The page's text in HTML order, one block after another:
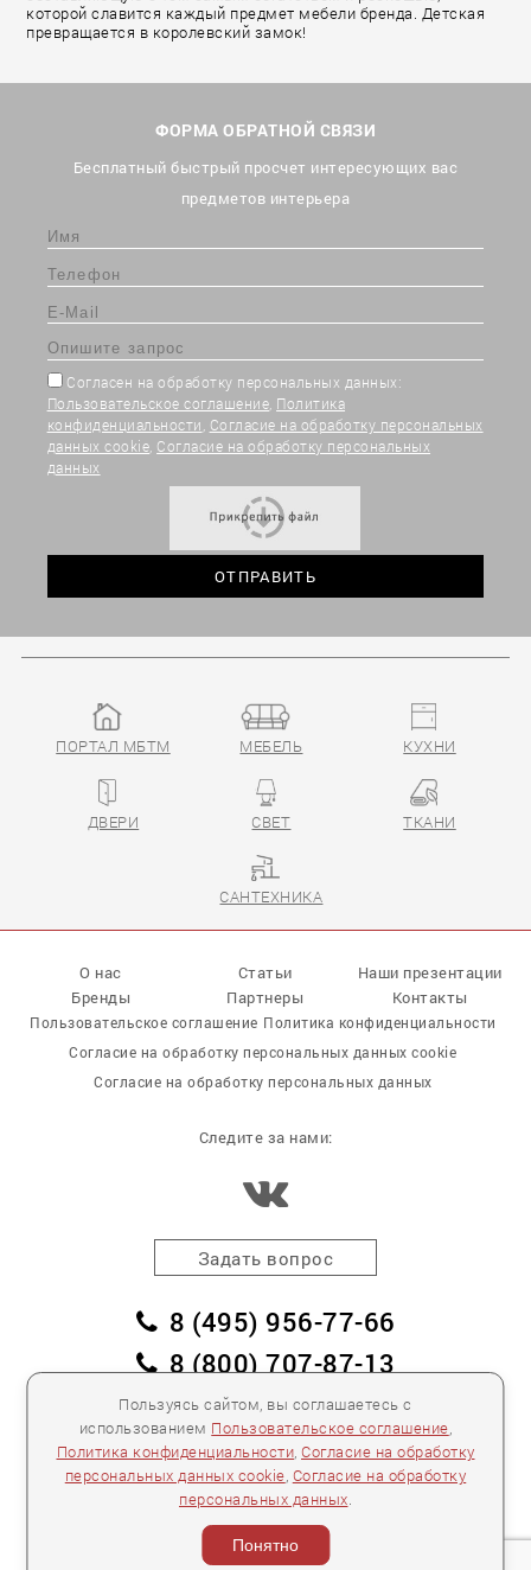
которой славится каждый предмет мебели бренда. Детская
превращается в королевский замок!
ФОРМА ОБРАТНОЙ СВЯЗИ
Бесплатный быстрый просчет интересующих вас
предметов интерьера
Согласен на обработку персональных данных:
Пользовательское соглашение Политика
конфиденциальности Согласие на обработку персональных
данных cookie Согласие на обработку персональных
данных
Пользуясь сайтом, вы соглашаетесь с
использованием Пользовательское соглашение
Политика конфиденциальности Согласие на обработку
персональных данных cookie Согласие на обработку
персональных данных
Понятно
ПОРТАЛ МБТМ МЕБЕЛЬ КУХНИ
ДВЕРИ СВЕТ ТКАНИ
САНТЕХНИКА
О нас Статьи
Наши презентации
Бренды
Партнеры Контакты
Пользовательское соглашение Политика конфиденциальности
Согласие на обработку персональных данных cookie
Согласие на обработку персональных данных
Следите за нами:
Задать вопрос
8 (495) 956-77-66
8 (800) 707-87-13
заказать обратный звонок
пл. Победы, дом 2, корпус 2
Для спецификаций и предложений:info@mebelclub.ru
Выставленные на данном сайте предложения
публичной офертой не являются.
Количество товара ограничено.